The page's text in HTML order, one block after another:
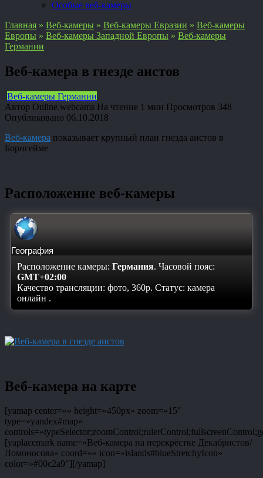
Особые веб-камеры
Главная » Веб-камеры » Веб-камеры Евразии » Веб-камеры
Европы » Веб-камеры Западной Европы » Веб-камеры
Германии
Веб-камера в гнезде аистов
Веб-камеры Германии
Автор Online.webcams На чтение 1 мин Просмотров 348
Опубликовано 06.10.2018
Веб-камера показывает крупный план гнезда аистов в
Борнгейме
Расположение веб-камеры
География
Расположение камеры: Германия. Часовой пояс:
GMT+02:00
Качество трансляции: фото, 360p. Статус: камера
онлайн .
Веб-камера на карте
[yamap center=»» height=»450px» zoom=»15″
type=»yandex#map»
[yaplacemark name=»Веб-камера на перекрёстке Декабристов/
Ломоносова» coord=»» icon=»islands#blueStretchyIcon»
color=»#00c2a9″][/yamap]